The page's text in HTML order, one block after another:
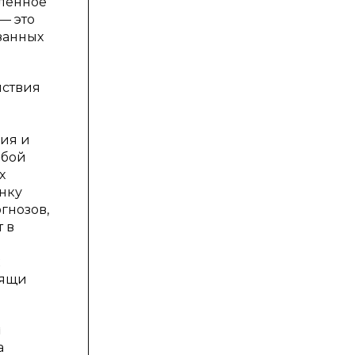
это
и
в